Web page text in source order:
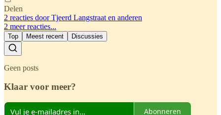
Delen
2 reacties door Tjeerd Langstraat en anderen
2 meer reacties...
Top Meest recent Discussies
Geen posts
Klaar voor meer?
Abonneren